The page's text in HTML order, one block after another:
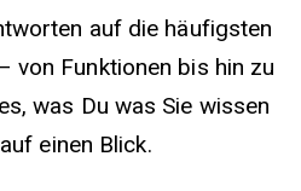
auf die häufigsten
von Funktionen bis hin zu
was Du was Sie wissen
einen Blick.